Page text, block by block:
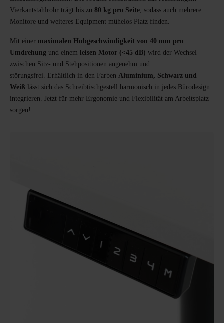
Vierkantstahlrohr trägt bis zu 80 kg pro Seite , sodass auch mehrere
Monitore und weiteres Equipment mühelos Platz finden.
Mit einer maximalen Hubgeschwindigkeit von 40 mm pro
Umdrehung und einem leisen Motor (<45 dB) wird der Wechsel
zwischen Sitz- und Stehpositionen angenehm und
störungsfrei. Erhältlich in den Farben Aluminium, Schwarz und
Weiß lässt sich das Schreibtischgestell harmonisch in jedes Bürodesign
integrieren. Jetzt für mehr Ergonomie und Flexibilität am Arbeitsplatz
sorgen!